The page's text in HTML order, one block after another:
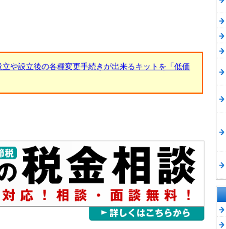
や設立後の各種変更手続きが出来るキットを「低価